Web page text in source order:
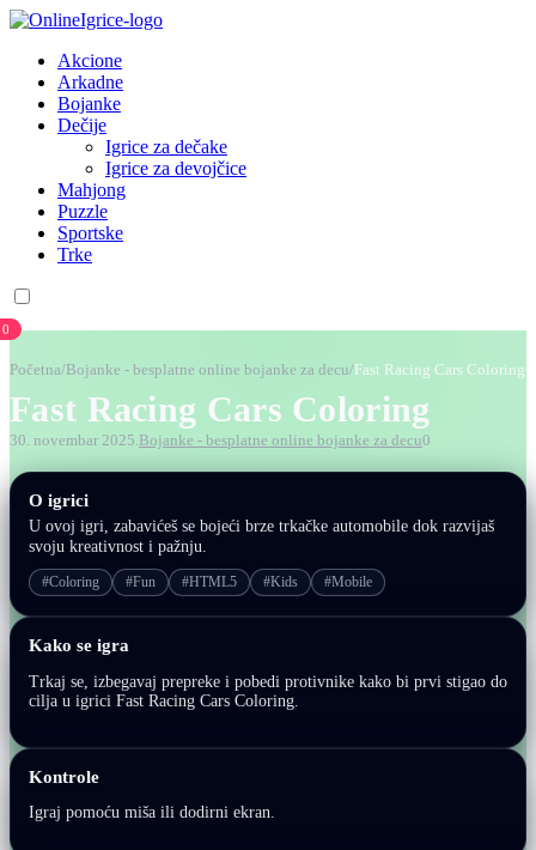
Akcione
Arkadne
Bojanke
Dečije
Igrice za dečake
Igrice za devojčice
Mahjong
Puzzle
Sportske
Trke
0
Početna/ Bojanke - besplatne online bojanke za decu/ Fast Racing Cars Coloring
Fast Racing Cars Coloring
30. novembar 2025.Bojanke - besplatne online bojanke za decu0
O igrici
U ovoj igri, zabavićeš se bojeći brze trkačke automobile dok razvijaš
svoju kreativnost i pažnju.
#Coloring #Fun #HTML5 #Kids #Mobile
Kako se igra
Trkaj se, izbegavaj prepreke i pobedi protivnike kako bi prvi stigao do
cilja u igrici Fast Racing Cars Coloring.
Kontrole
Igraj pomoću miša ili dodirni ekran.